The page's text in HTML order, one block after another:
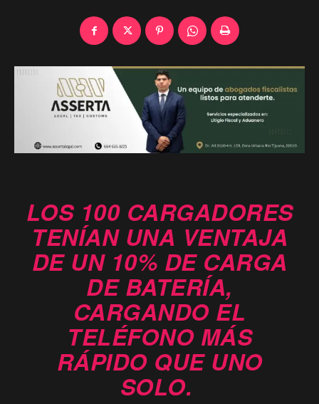
LOS 100 CARGADORES
TENÍAN UNA VENTAJA
DE UN 10% DE CARGA
DE BATERÍA,
CARGANDO EL
TELÉFONO MÁS
RÁPIDO QUE UNO
SOLO.